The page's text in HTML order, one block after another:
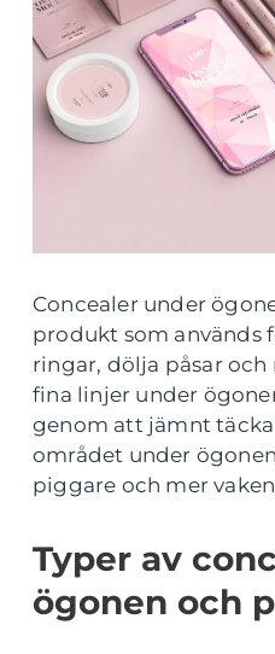
Concealer under
produkt som används
ringar, dölja påsar
fina linjer under
genom att jämnt
området under
piggare och mer
Typer av
ögonen och